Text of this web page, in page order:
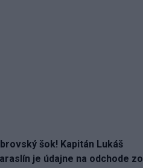
šok! Kapitán Lukáš
je údajne na odchode zo